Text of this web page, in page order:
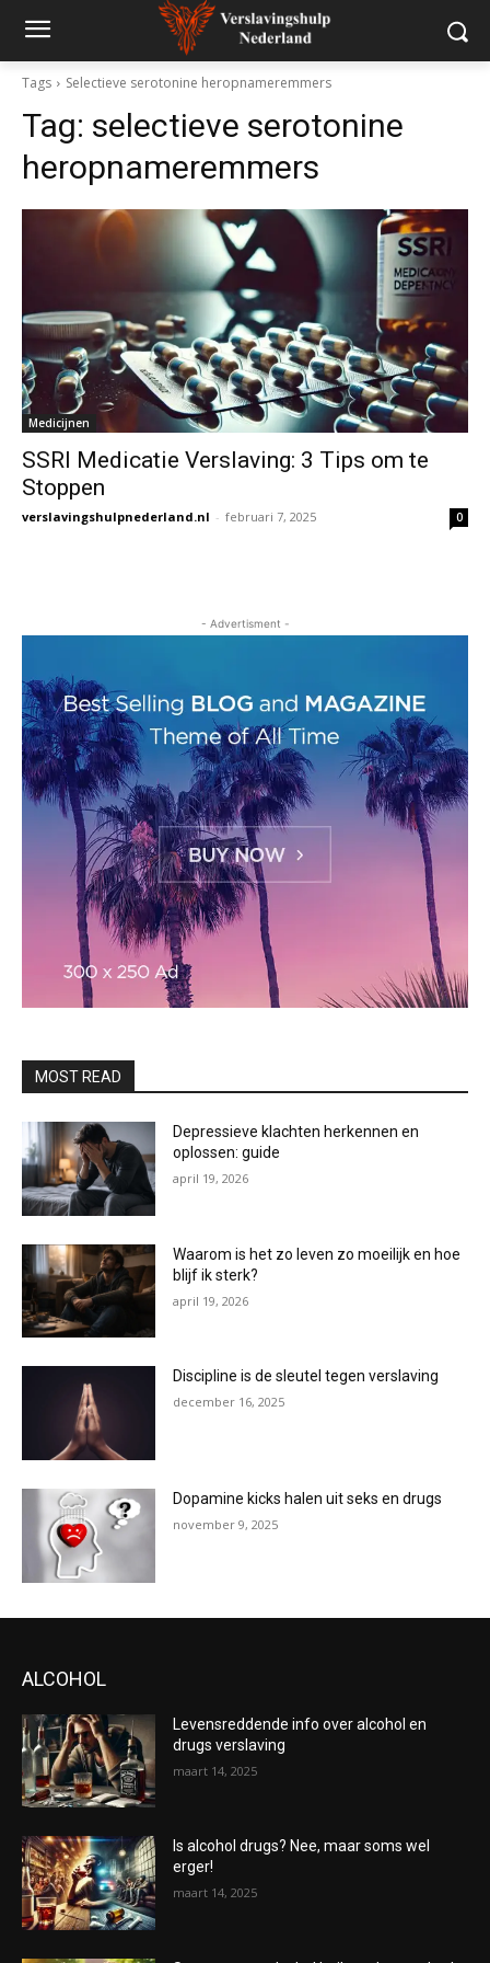
Tags Selectieve serotonine heropnameremmers
Tag: selectieve serotonine
heropnameremmers
Medicijnen
SSRI Medicatie Verslaving: 3 Tips om te
Stoppen
verslavingshulpnederland.nl - februari 7, 2025 0
- Advertisment -
MOST READ
Depressieve klachten herkennen en
oplossen: guide
april 19, 2026
Waarom is het zo leven zo moeilijk en hoe
blijf ik sterk?
april 19, 2026
Discipline is de sleutel tegen verslaving
december 16, 2025
Dopamine kicks halen uit seks en drugs
november 9, 2025
ALCOHOL
Levensreddende info over alcohol en
drugs verslaving
maart 14, 2025
Is alcohol drugs? Nee, maar soms wel
erger!
maart 14, 2025